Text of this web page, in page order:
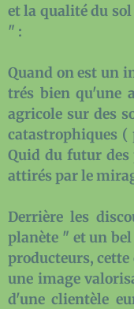
et la qualité du sol
" :
Quand on est un
trés bien qu'une
agricole sur des
catastrophiques (
Quid du futur des
attirés par le
Derrière les
planète " et un
producteurs, cette
une image
d'une clientèle